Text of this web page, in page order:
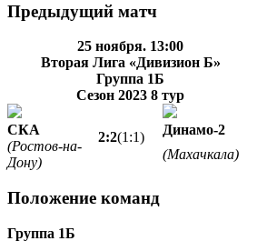
Предыдущий матч
25 ноября. 13:00
Вторая Лига «Дивизион Б»
Группа 1Б
Сезон 2023 8 тур
2:2(1:1)
СКА
Динамо-2
(Ростов-на-
Дону)
(Махачкала)
Положение команд
Группа 1Б